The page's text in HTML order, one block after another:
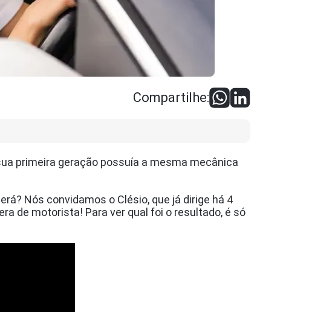
Compartilhe:
primeira geração possuía a mesma mecânica
Nós convidamos o Clésio, que já dirige há 4
de motorista! Para ver qual foi o resultado, é só